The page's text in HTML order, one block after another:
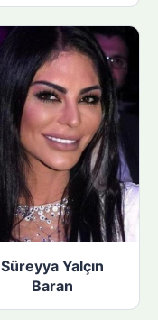
Süreyya Yalçın
Baran